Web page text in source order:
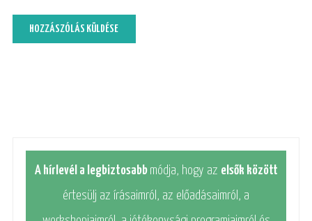
A hírlevél a legbiztosabb módja, hogy az elsők között
értesülj az írásaimról, az előadásaimról, a